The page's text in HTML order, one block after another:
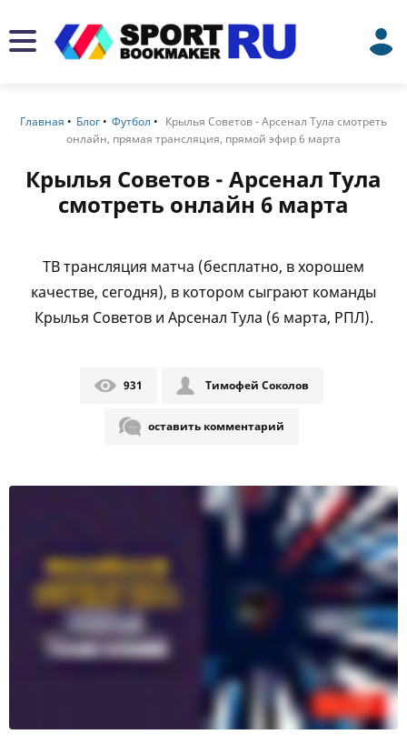
Главная Блог Футбол
Крылья Советов - Арсенал Тула смотреть
онлайн, прямая трансляция, прямой эфир 6 марта
Крылья Советов - Арсенал Тула
смотреть онлайн 6 марта
ТВ трансляция матча (бесплатно, в хорошем
качестве, сегодня), в котором сыграют команды
Крылья Советов и Арсенал Тула (6 марта, РПЛ).
931 Тимофей Соколов
оставить комментарий